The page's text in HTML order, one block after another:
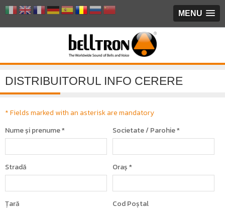
MENU
DISTRIBUITORUL INFO CERERE
* Fields marked with an asterisk are mandatory
Nume și prenume* Societate / Parohie*
Stradă Oraș*
Țară Cod Poștal